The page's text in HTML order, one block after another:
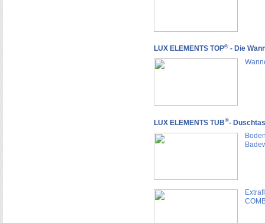
LUX ELEMENTS TOP®- Die
LUX ELEMENTS TUB®-